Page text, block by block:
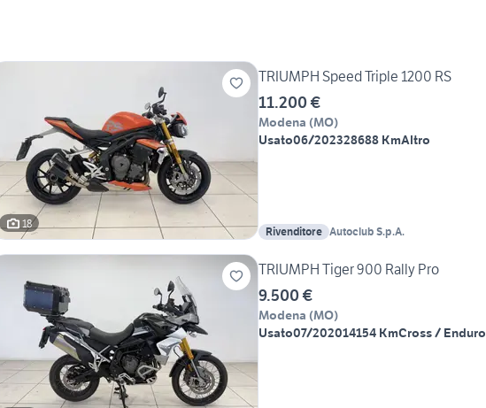
18
TRIUMPH Speed Triple 1200 RS
11.200 €
Modena (MO)
Usato06/202328688 KmAltro
Rivenditore Autoclub S.p.A.
TRIUMPH Tiger 900 Rally Pro
9.500 €
Modena (MO)
Usato07/202014154 KmCross / Enduro